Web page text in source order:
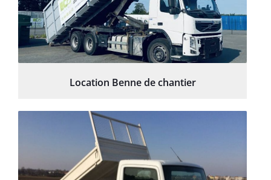
Location Benne de chantier